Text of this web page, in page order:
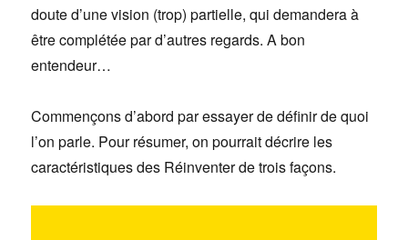
doute d’une vision (trop) partielle, qui demandera à
être complétée par d’autres regards. A bon
entendeur…
Commençons d’abord par essayer de définir de quoi
l’on parle. Pour résumer, on pourrait décrire les
caractéristiques des Réinventer de trois façons.